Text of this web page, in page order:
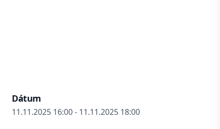
Dátum
11.11.2025 16:00 - 11.11.2025 18:00